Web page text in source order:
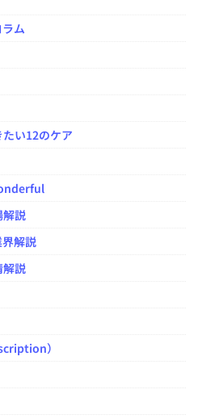
ム
い12のケア
説
解説
説
）